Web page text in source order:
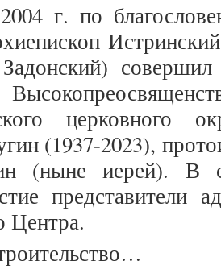
г. по
церковного
(1937-2023),
(ныне иерей). В
представители
Центра.